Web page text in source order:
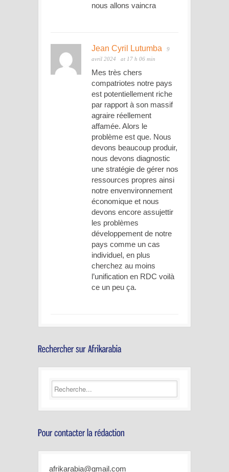
nous allons vaincra
Jean Cyril Lutumba
9
avril 2024
at 17 h 06 min
Mes très chers
compatriotes notre pays
est potentiellement riche
par rapport à son massif
agraire réellement
affamée. Alors le
problème est que. Nous
devons beaucoup produir,
nous devons diagnostic
une stratégie de gérer nos
ressources propres ainsi
notre envenvironnement
économique et nous
devons encore assujettir
les problèmes
développement de notre
pays comme un cas
individuel, en plus
cherchez au moins
l’unification en RDC voilà
ce un peu ça.
afrikarabia@gmail.com